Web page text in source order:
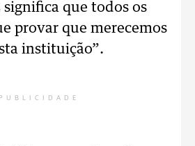
significa que todos os
provar que merecemos
instituição”.
PUBLICIDADE